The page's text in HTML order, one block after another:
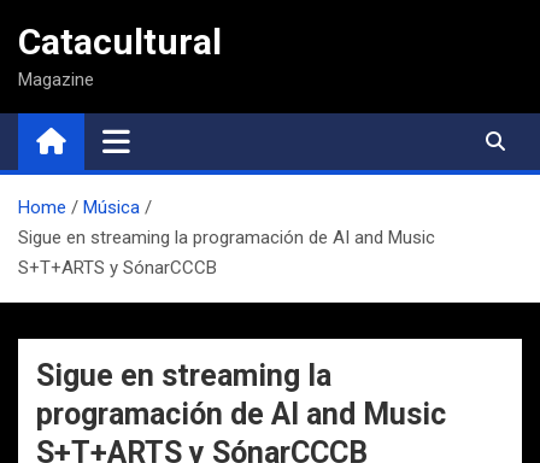
contenido
Catacultural
Magazine
Home
Música
Sigue en streaming la programación de AI and Music
S+T+ARTS y SónarCCCB
Sigue en streaming la
programación de AI and Music
S+T+ARTS y SónarCCCB